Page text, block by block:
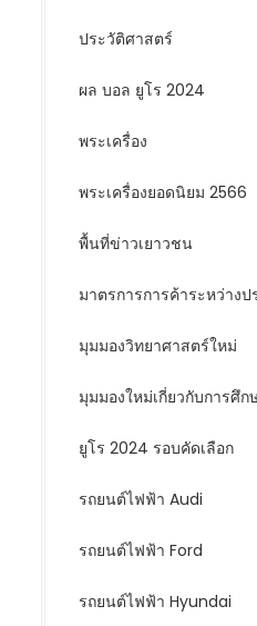
ประวัติศาสตร์
ผล บอล ยูโร 2024
พระเครื่อง
พระเครื่องยอดนิยม 2566
พื้นที่ข่าวเยาวชน
มาตรการการค้าระหว่างป
มุมมองวิทยาศาสตร์ใหม่
มุมมองใหม่เกี่ยวกับการศึก
ยูโร 2024 รอบคัดเลือก
รถยนต์ไฟฟ้า Audi
รถยนต์ไฟฟ้า Ford
รถยนต์ไฟฟ้า Hyundai